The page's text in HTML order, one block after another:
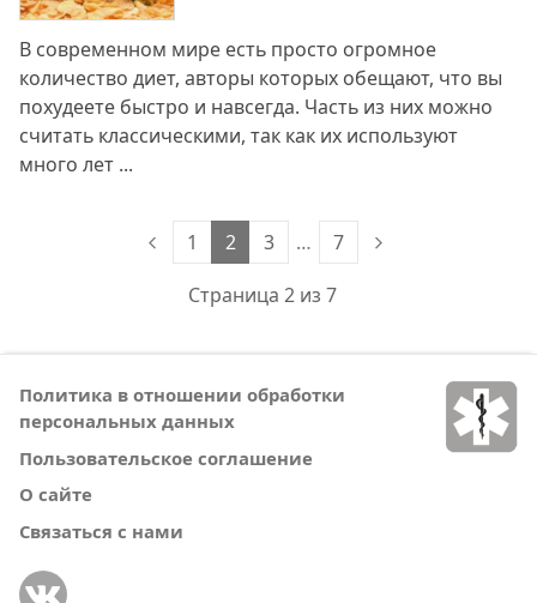
В современном мире есть просто огромное
количество диет, авторы которых обещают, что вы
похудеете быстро и навсегда. Часть из них можно
считать классическими, так как их используют
много лет ...
Страница 2 из 7
1 2 3 … 7
Политика в отношении обработки
персональных данных
Пользовательское соглашение
О сайте
Связаться с нами